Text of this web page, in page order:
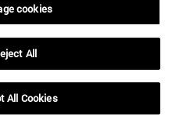
al modelo occidental que va
el mando del liderazgo de la
de la gobernanza
la agricultura, la ciencia
Estos avances pretenden ser
cookies
All
All Cookies